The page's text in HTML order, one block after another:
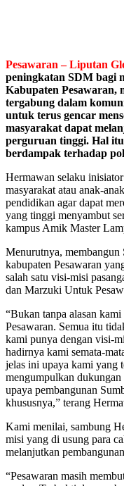
Pesawaran – Liputan
peningkatan SDM bagi
Kabupaten Pesawaran,
tergabung dalam
untuk terus gencar
masyarakat dapat
perguruan tinggi. Hal
berdampak terhadap
Hermawan selaku
masyarakat atau anak-
pendidikan agar dapat
yang tinggi menyambut
kampus Amik Master
Menurutnya,
kabupaten Pesawaran
salah satu visi-misi
dan Marzuki Untuk
“Bukan tanpa alasan
Pesawaran. Semua itu
kami punya dengan visi-
hadirnya kami semata-
jelas ini upaya kami yang
mengumpulkan
upaya pembangunan
khususnya,” terang
Kami menilai, sambung
misi yang di usung para
melanjutkan
“Pesawaran masih